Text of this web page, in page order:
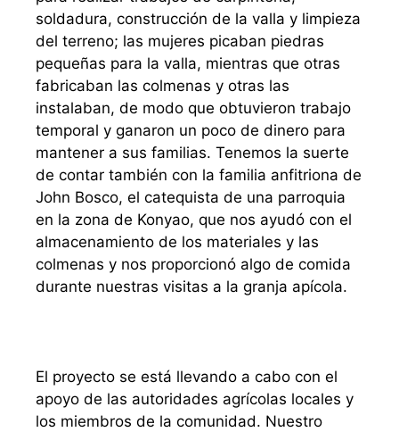
soldadura, construcción de la valla y limpieza
del terreno; las mujeres picaban piedras
pequeñas para la valla, mientras que otras
fabricaban las colmenas y otras las
instalaban, de modo que obtuvieron trabajo
temporal y ganaron un poco de dinero para
mantener a sus familias. Tenemos la suerte
de contar también con la familia anfitriona de
John Bosco, el catequista de una parroquia
en la zona de Konyao, que nos ayudó con el
almacenamiento de los materiales y las
colmenas y nos proporcionó algo de comida
durante nuestras visitas a la granja apícola.
El proyecto se está llevando a cabo con el
apoyo de las autoridades agrícolas locales y
los miembros de la comunidad. Nuestro